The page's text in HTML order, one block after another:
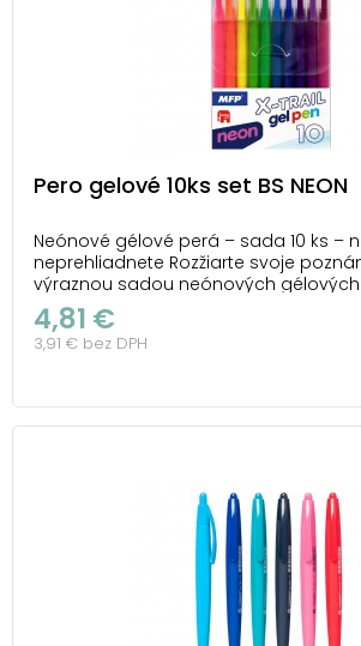
Pero gelové 10ks set BS NEON
Neónové gélové perá – sada 10 ks –
neprehliadnete Rozžiarte svoje
výraznou sadou neónových gélových
Desať žiarivých farieb dodá každému
hravosť a štýl. Perá píšu hladko a
výraznú, neprehliadnuteľnú stopu,
4,81 €
3,91 € bez DPH